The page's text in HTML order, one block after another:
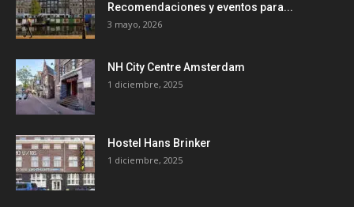
Recomendaciones y eventos para...
3 mayo, 2026
NH City Centre Amsterdam
1 diciembre, 2025
Hostel Hans Brinker
1 diciembre, 2025